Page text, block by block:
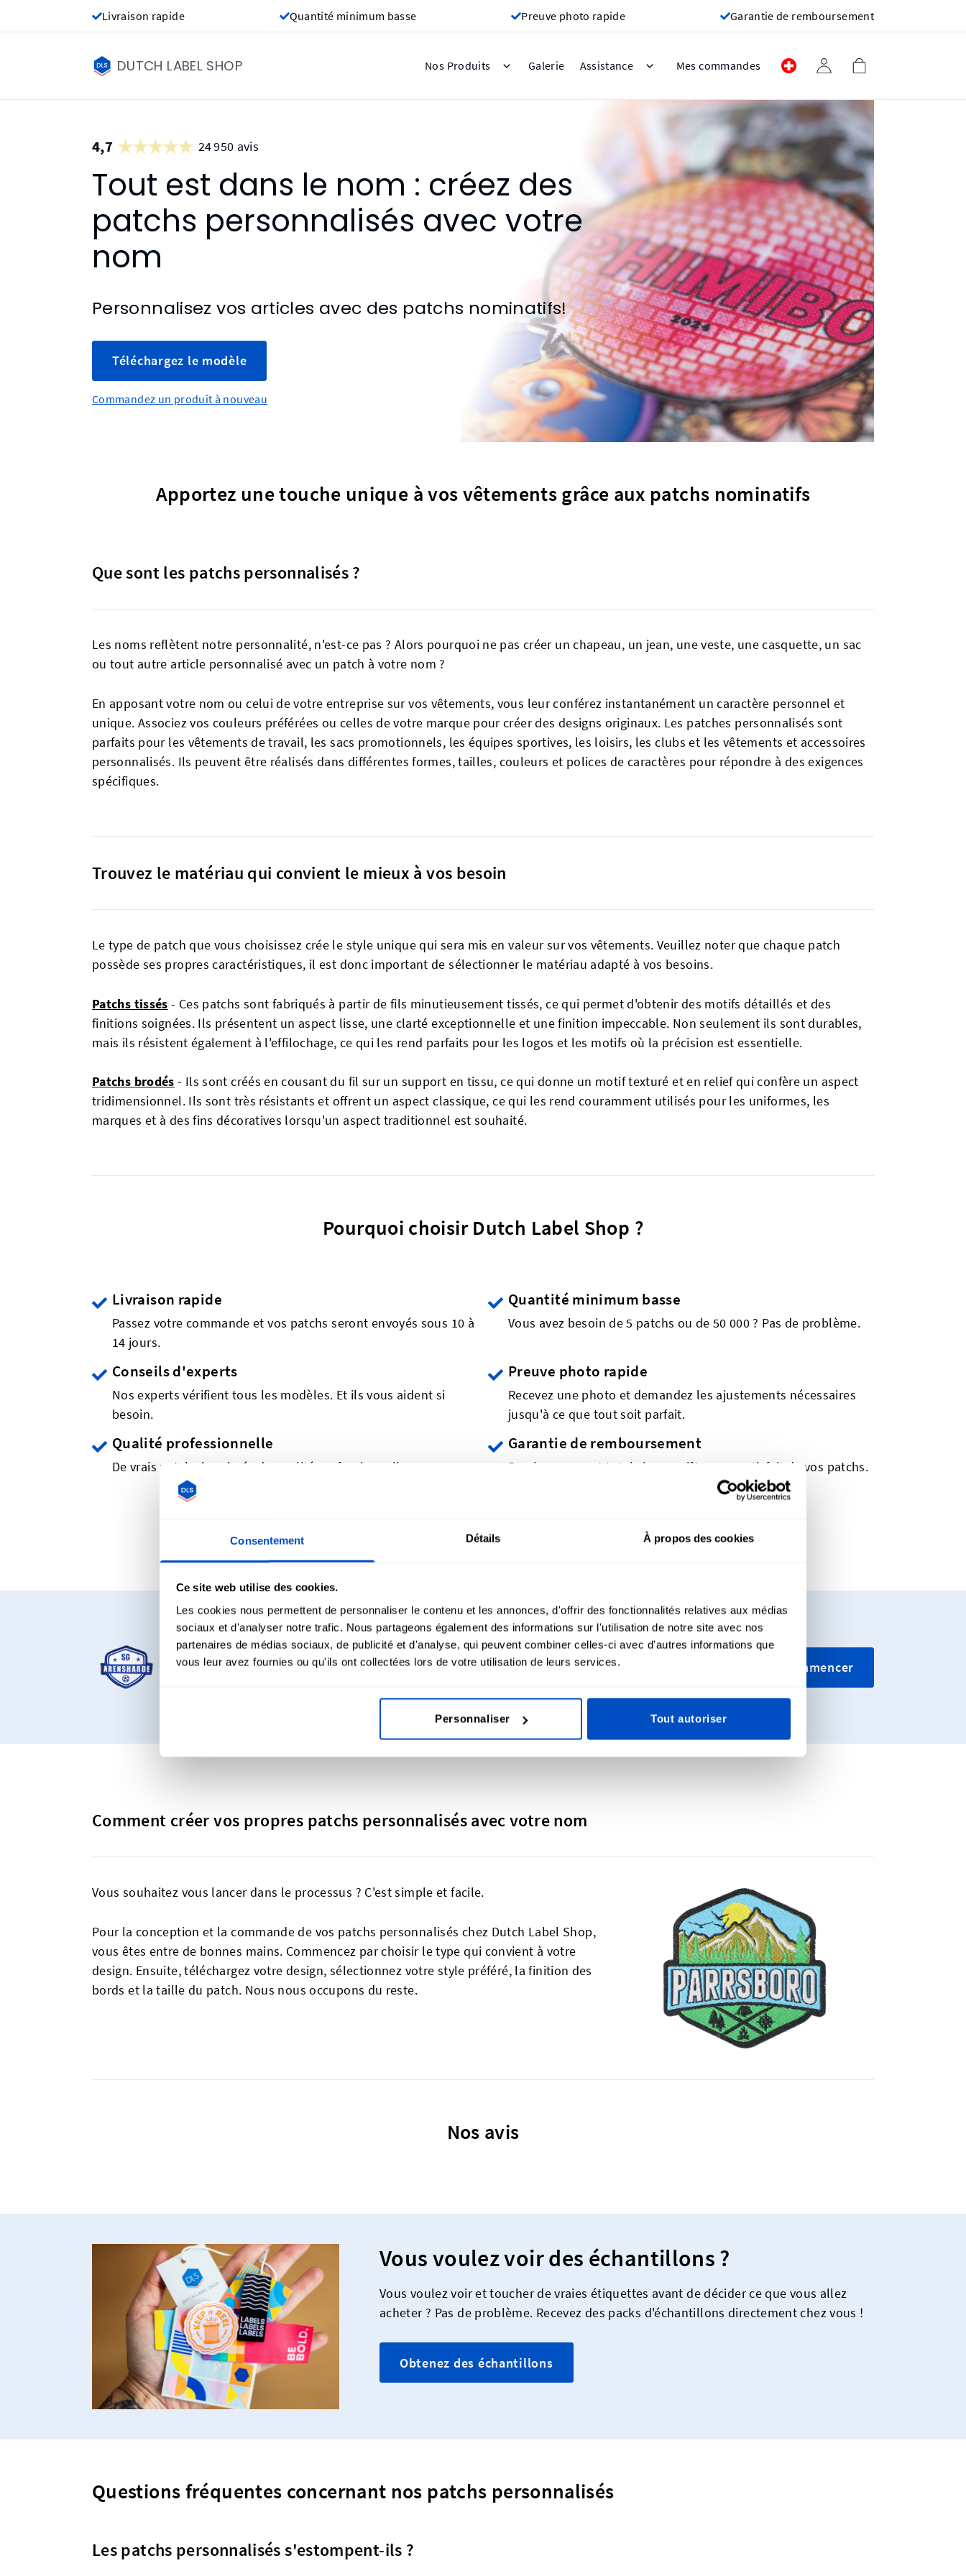
Consentement Détails À propos des cookies
Ce site web utilise des cookies.
Les cookies nous permettent de personnaliser le contenu et les annonces, d'offrir des fonctionnalités relatives aux médias
sociaux et d'analyser notre trafic. Nous partageons également des informations sur l'utilisation de notre site avec nos
partenaires de médias sociaux, de publicité et d'analyse, qui peuvent combiner celles-ci avec d'autres informations que
vous leur avez fournies ou qu'ils ont collectées lors de votre utilisation de leurs services.
Personnaliser Tout autoriser
Livraison rapide Quantité minimum basse Preuve photo rapide Garantie de remboursement
DUTCH LABEL SHOP Nos Produits Galerie Assistance Mes commandes
4,7 24 950 avis
Tout est dans le nom : créez des
patchs personnalisés avec votre
nom
Personnalisez vos articles avec des patchs nominatifs!
Téléchargez le modèle
Commandez un produit à nouveau
Apportez une touche unique à vos vêtements grâce aux patchs nominatifs
Que sont les patchs personnalisés ?
Les noms reflètent notre personnalité, n'est-ce pas ? Alors pourquoi ne pas créer un chapeau, un jean, une veste, une casquette, un sac
ou tout autre article personnalisé avec un patch à votre nom ?
En apposant votre nom ou celui de votre entreprise sur vos vêtements, vous leur conférez instantanément un caractère personnel et
unique. Associez vos couleurs préférées ou celles de votre marque pour créer des designs originaux. Les patches personnalisés sont
parfaits pour les vêtements de travail, les sacs promotionnels, les équipes sportives, les loisirs, les clubs et les vêtements et accessoires
personnalisés. Ils peuvent être réalisés dans différentes formes, tailles, couleurs et polices de caractères pour répondre à des exigences
spécifiques.
Trouvez le matériau qui convient le mieux à vos besoin
Le type de patch que vous choisissez crée le style unique qui sera mis en valeur sur vos vêtements. Veuillez noter que chaque patch
possède ses propres caractéristiques, il est donc important de sélectionner le matériau adapté à vos besoins.
Patchs tissés - Ces patchs sont fabriqués à partir de fils minutieusement tissés, ce qui permet d'obtenir des motifs détaillés et des
finitions soignées. Ils présentent un aspect lisse, une clarté exceptionnelle et une finition impeccable. Non seulement ils sont durables,
mais ils résistent également à l'effilochage, ce qui les rend parfaits pour les logos et les motifs où la précision est essentielle.
Patchs brodés - Ils sont créés en cousant du fil sur un support en tissu, ce qui donne un motif texturé et en relief qui confère un aspect
tridimensionnel. Ils sont très résistants et offrent un aspect classique, ce qui les rend couramment utilisés pour les uniformes, les
marques et à des fins décoratives lorsqu'un aspect traditionnel est souhaité.
Pourquoi choisir Dutch Label Shop ?
Livraison rapide
Passez votre commande et vos patchs seront envoyés sous 10 à
14 jours.
Quantité minimum basse
Vous avez besoin de 5 patchs ou de 50 000 ? Pas de problème.
Conseils d'experts
Nos experts vérifient tous les modèles. Et ils vous aident si
besoin.
Preuve photo rapide
Recevez une photo et demandez les ajustements nécessaires
jusqu'à ce que tout soit parfait.
Qualité professionnelle
De vrais patchs imprimés de qualité professionnelle
Garantie de remboursement
Remboursement total si vous n'êtes pas satisfait de vos patchs.
Nos clients affichent leur Patch nominatif
À partir de CHF 29 pour 5 écussons tissés
Notre produit le plus populaire en tant que sticker ! Commencez avec des écussons tissés
Commencer
Comment créer vos propres patchs personnalisés avec votre nom
Vous souhaitez vous lancer dans le processus ? C'est simple et facile.
Pour la conception et la commande de vos patchs personnalisés chez Dutch Label Shop,
vous êtes entre de bonnes mains. Commencez par choisir le type qui convient à votre
design. Ensuite, téléchargez votre design, sélectionnez votre style préféré, la finition des
bords et la taille du patch. Nous nous occupons du reste.
Nos avis
Vous voulez voir des échantillons ?
Vous voulez voir et toucher de vraies étiquettes avant de décider ce que vous allez
acheter ? Pas de problème. Recevez des packs d'échantillons directement chez vous !
Obtenez des échantillons
Questions fréquentes concernant nos patchs personnalisés
Les patchs personnalisés s'estompent-ils ?